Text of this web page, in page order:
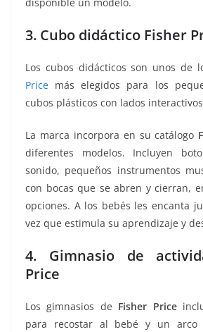
disponible un modelo.
3. Cubo didáctico Fisher
Los cubos didácticos son unos de
Price más elegidos para los
cubos plásticos con lados
La marca incorpora en su catálogo
diferentes modelos. Incluyen
sonido, pequeños instrumentos
con bocas que se abren y cierran,
opciones. A los bebés les encanta
vez que estimula su aprendizaje y
4. Gimnasio de
Price
Los gimnasios de Fisher Price
para recostar al bebé y un arco